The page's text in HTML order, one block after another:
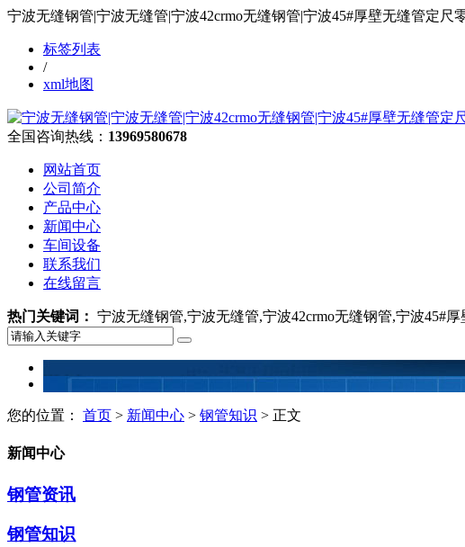
宁波无缝钢管|宁波无缝管|宁波42crmo无缝钢管|宁波45#厚壁无缝管定
标签列表
/
xml地图
全国咨询热线： 13969580678
网站首页
公司简介
产品中心
新闻中心
车间设备
联系我们
在线留言
热门关键词： 宁波无缝钢管,宁波无缝管,宁波42crmo无缝钢管,宁波45#
您的位置： 首页 > 新闻中心 > 钢管知识 > 正文
新闻中心
钢管资讯
钢管知识